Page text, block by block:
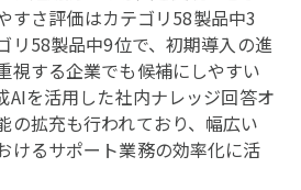
すさ評価はカテゴリ58製品中3
リ58製品中9位で、初期導入の進
視する企業でも候補にしやすい
AIを活用した社内ナレッジ回答オ
の拡充も行われており、幅広い
けるサポート業務の効率化に活